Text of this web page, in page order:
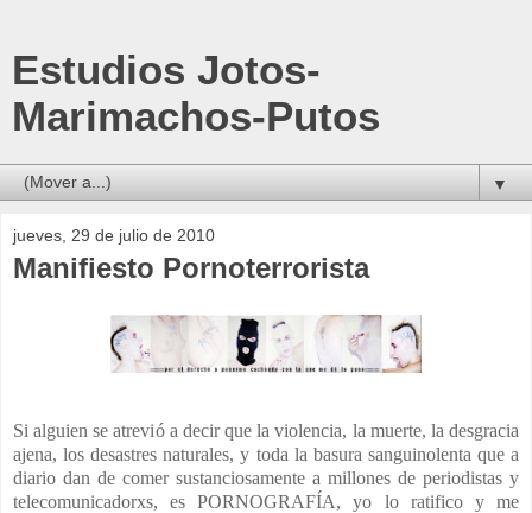
Estudios Jotos-
Marimachos-Putos
▼
jueves, 29 de julio de 2010
Manifiesto Pornoterrorista
Si alguien se atrevió a decir que la violencia, la muerte, la desgracia
ajena, los desastres naturales, y toda la basura sanguinolenta que a
diario dan de comer sustanciosamente a millones de periodistas y
telecomunicadorxs, es PORNOGRAFÍA, yo lo ratifico y me